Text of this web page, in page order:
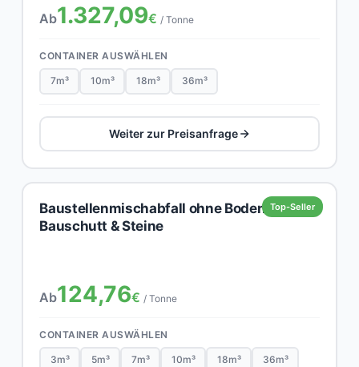
Ab1.327,09€ / Tonne
CONTAINER AUSWÄHLEN
7m³ 10m³ 18m³ 36m³
Weiter zur Preisanfrage
Top-Seller
Baustellenmischabfall ohne Boden,
Bauschutt & Steine
Ab124,76€ / Tonne
CONTAINER AUSWÄHLEN
3m³ 5m³ 7m³ 10m³ 18m³ 36m³